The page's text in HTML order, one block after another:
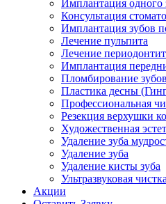
Имплантация одного
Консультация
Имплантация зубов
Лечение пульпита
Лечение
Имплантация
Пломбирование зубов
Пластика десны
Профессиональная
Резекция верхушки
Художественная
Удаление зуба
Удаление зуба
Удаление кисты зуба
Ультразвуковая
Акции